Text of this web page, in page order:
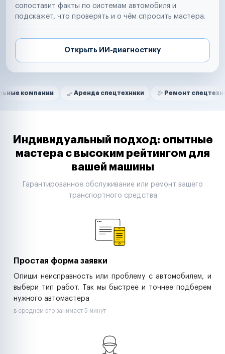
сопоставит факты по системам автомобиля и
подскажет, что проверять и о чём спросить мастера.
Открыть ИИ-диагностику
Нам доверяют
Аренда спецтехники Ремонт спецтехники
Маркетплейсы
Таксопарки
Автодилеры
Строительные компании
Аренда спецтехники
Индивидуальный подход: опытные
мастера с высоким рейтингом для
вашей машины
Гарантированное обслуживание или ремонт вашего
транспортного средства
Простая форма заявки
Опиши неисправность или проблему с автомобилем, и
выбери тип работ. Так мы быстрее и точнее подберем
нужного автомастера
в среднем это занимает 5 минут